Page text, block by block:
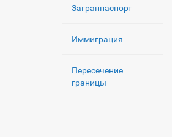
Загранпаспорт
Иммиграция
Пересечение
границы